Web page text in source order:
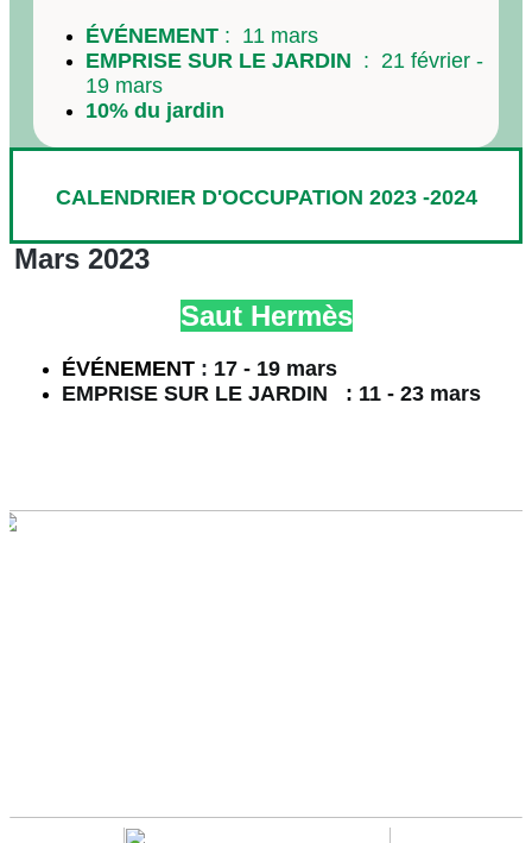
ÉVÉNEMENT : 11 mars
EMPRISE SUR LE JARDIN : 21 février -
19 mars
10% du jardin
CALENDRIER D'OCCUPATION 2023 -2024
Mars 2023
Saut Hermès
ÉVÉNEMENT : 17 - 19 mars
EMPRISE SUR LE JARDIN : 11 - 23 mars